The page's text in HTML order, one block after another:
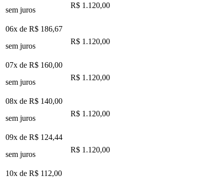
sem juros
R$ 1.120,00
06x de R$ 186,67
sem juros
R$ 1.120,00
07x de R$ 160,00
sem juros
R$ 1.120,00
08x de R$ 140,00
sem juros
R$ 1.120,00
09x de R$ 124,44
sem juros
R$ 1.120,00
10x de R$ 112,00